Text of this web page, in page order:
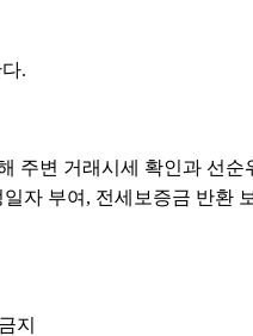
.
주변 거래시세 확인과 선순
자 부여, 전세보증금 반환
지